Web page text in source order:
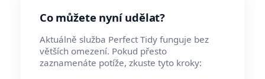
Co můžete nyní udělat?
Aktuálně služba Perfect Tidy funguje bez
větších omezení. Pokud přesto
zaznamenáte potíže, zkuste tyto kroky: